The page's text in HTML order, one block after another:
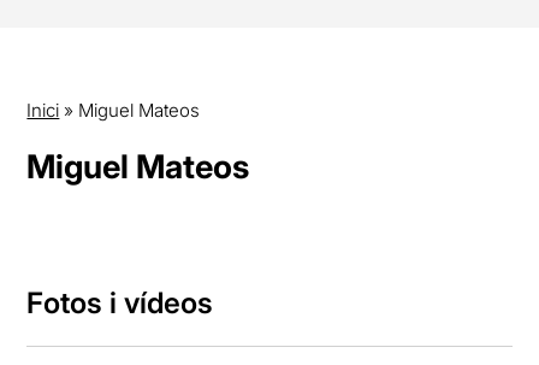
Inici » Miguel Mateos
Miguel Mateos
Fotos i vídeos